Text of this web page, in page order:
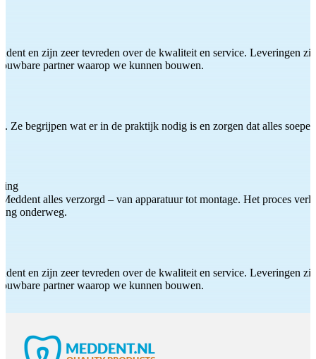
en zijn zeer tevreden over de kwaliteit en service. Leveringen
partner waarop we kunnen bouwen.
Ze begrijpen wat er in de praktijk nodig is en zorgen dat alles
alles verzorgd – van apparatuur tot montage. Het proces
onderweg.
en zijn zeer tevreden over de kwaliteit en service. Leveringen
partner waarop we kunnen bouwen.